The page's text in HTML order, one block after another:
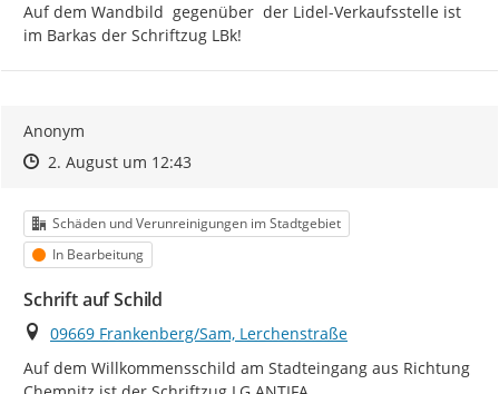
Auf dem Wandbild  gegenüber  der Lidel-Verkaufsstelle ist
im Barkas der Schriftzug LBk!
Anonym
Zeitpunkt des Erstellens
Zeitpunkt des Erstellens
2. August um 12:43Zur Äußerung
Kategorie
Schäden und Verunreinigungen im Stadtgebiet
Status
In Bearbeitung
Schrift auf Schild
Ort
09669 Frankenberg/Sam, Lerchenstraße
Auf dem Willkommensschild am Stadteingang aus Richtung